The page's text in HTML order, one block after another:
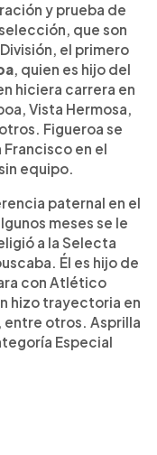
y prueba de
que son
el primero
, quien es hijo del
hiciera carrera en
Vista Hermosa,
Figueroa se
en el
equipo.
paternal en el
meses se le
a la Selecta
Él es hijo de
con Atlético
hizo trayectoria en
entre otros. Asprilla
Especial